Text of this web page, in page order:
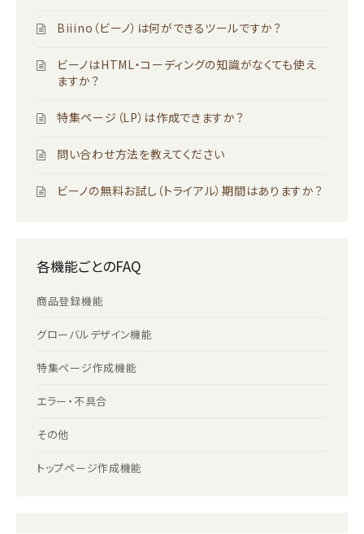
Biiino（ビーノ）は何ができるツールですか？
ビーノはHTML・コーディングの知識がなくても使え
ますか？
特集ページ（LP）は作成できますか？
問い合わせ方法を教えてください
ビーノの無料お試し（トライアル）期間はありますか？
各機能ごとのFAQ
商品登録機能
グローバルデザイン機能
特集ページ作成機能
エラー・不具合
その他
トップページ作成機能